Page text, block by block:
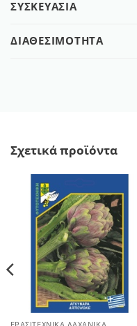
ΣΥΣΚΕΥΑΣΊΑ
ΔΙΑΘΕΣΙΜΌΤΗΤΑ
Σχετικά προϊόντα